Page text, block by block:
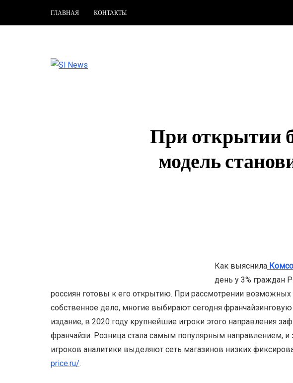
ГЛАВНАЯ КОНТАКТЫ
При открытии
модель
Как выяснила
день у 3% граждан
россиян готовы к его открытию. При рассмотрении возможных
собственное дело, многие выбирают сегодня
издание, в 2020 году крупнейшие игроки этого направления
франчайзи. Розница стала самым популярным направлением, и
игроков аналитики выделяют сеть магазинов низких
price.ru/.